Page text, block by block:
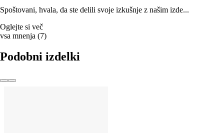
Spoštovani, hvala, da ste delili svoje izkušnje z našim izde...
Oglejte si več
vsa mnenja (7)
Podobni izdelki